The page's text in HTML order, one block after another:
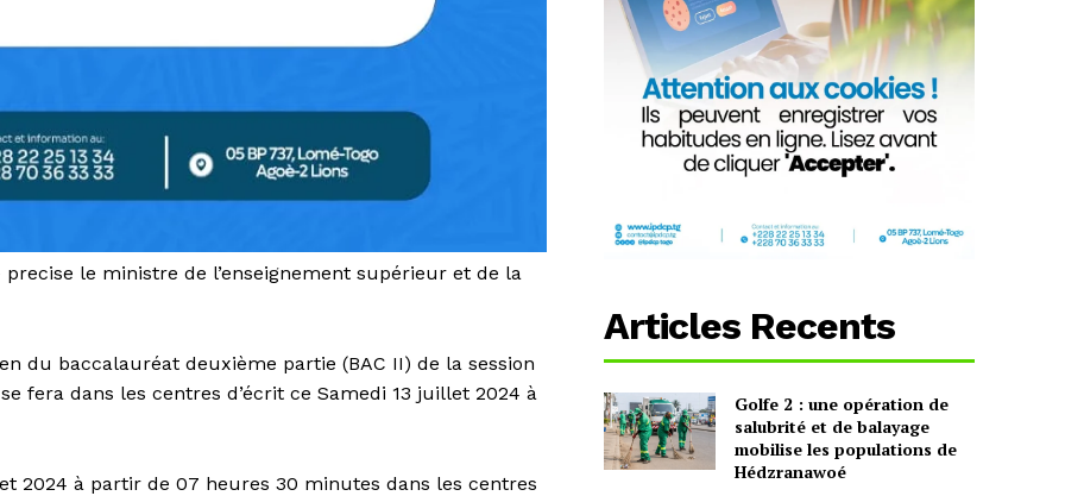
le ministre de l’enseignement supérieur et de la
du baccalauréat deuxième partie (BAC II) de la session
fera dans les centres d’écrit ce Samedi 13 juillet 2024 à
2024 à partir de 07 heures 30 minutes dans les centres
Articles Recents
Golfe 2 : une opération de
salubrité et de balayage
mobilise les populations de
Hédzranawoé